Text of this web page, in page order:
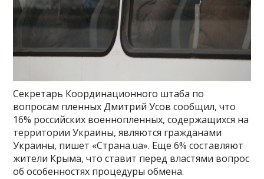
Секретарь Координационного штаба по
вопросам пленных Дмитрий Усов сообщил, что
16% российских военнопленных, содержащихся на
территории Украины, являются гражданами
Украины, пишет «Страна.ua». Еще 6% составляют
жители Крыма, что ставит перед властями вопрос
об особенностях процедуры обмена.